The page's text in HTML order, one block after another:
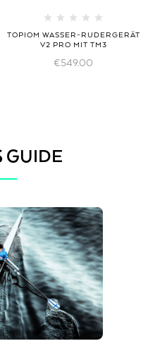
TOPIOM WASSER-RUDERGERÄT
V2 PRO MIT TM3
€549.00
GUIDE